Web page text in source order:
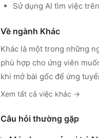
Sử dụng AI tìm việc
Về ngành Khác
Khác là một trong những
phù hợp cho ứng viên
khi mở bài gốc để ứng
Xem tất cả việc khác →
Câu hỏi thường gặp